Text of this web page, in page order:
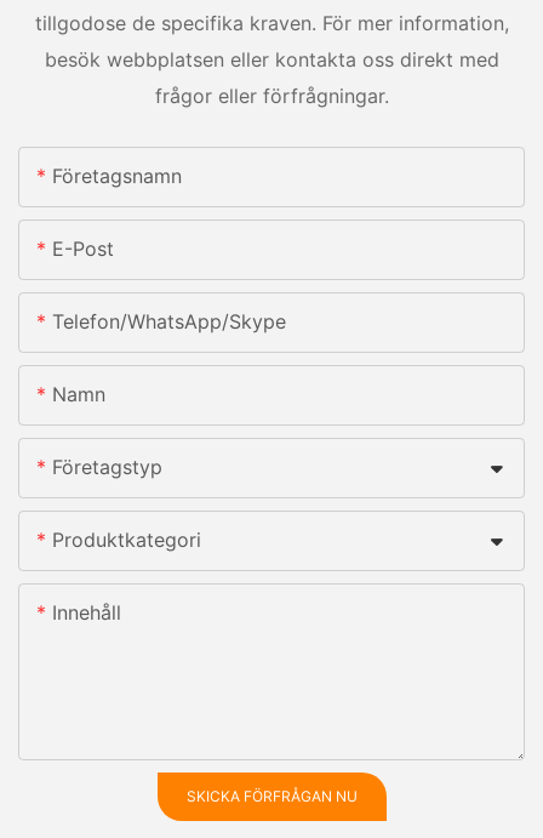
tillgodose de specifika kraven. För mer information,
besök webbplatsen eller kontakta oss direkt med
frågor eller förfrågningar.
Företagsnamn
E-Post
Telefon/whatsApp/skype
Namn
Företagstyp
Produktkategori
Innehåll
SKICKA FÖRFRÅGAN NU